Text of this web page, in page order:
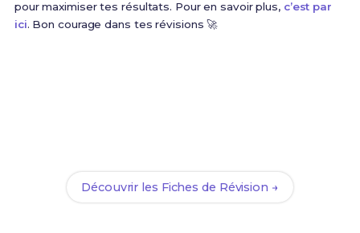
pour maximiser tes résultats. Pour en savoir plus, c’est par
ici. Bon courage dans tes révisions 🚀
Découvrir les Fiches de Révision →